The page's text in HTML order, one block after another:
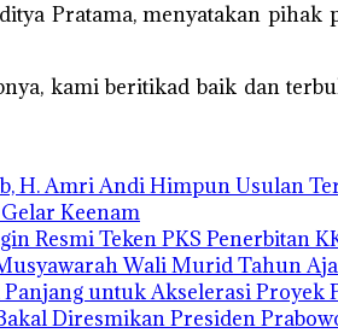
Pratama, menyatakan
kami beritikad baik dan
H. Amri Andi Himpun Usulan
Keenam
Resmi Teken PKS Penerbitan
Wali Murid Tahun
untuk Akselerasi Proyek
Diresmikan Presiden